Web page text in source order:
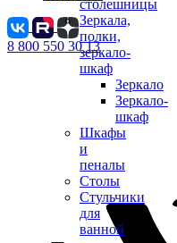
столешницы
Зеркала,
полки,
зеркало-
шкаф
Зеркало
Зеркало-
шкаф
Шкафы
и
пеналы
Столы
Стульчики
для
ванной
8 800 550 30 13